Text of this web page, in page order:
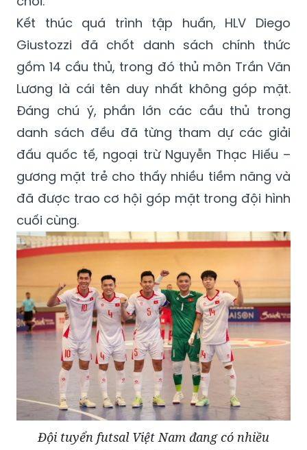
Kết thúc quá trình tập huấn, HLV Diego
Giustozzi đã chốt danh sách chính thức
gồm 14 cầu thủ, trong đó thủ môn Trần Văn
Lương là cái tên duy nhất không góp mặt.
Đáng chú ý, phần lớn các cầu thủ trong
danh sách đều đã từng tham dự các giải
đấu quốc tế, ngoại trừ Nguyễn Thạc Hiếu –
gương mặt trẻ cho thấy nhiều tiềm năng và
đã được trao cơ hội góp mặt trong đội hình
cuối cùng.
Đội tuyển futsal Việt Nam đang có nhiều